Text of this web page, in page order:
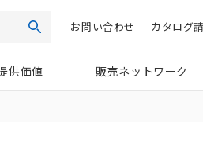
検索 カタログ
お問い合わせ
供価値 販売ネットワーク